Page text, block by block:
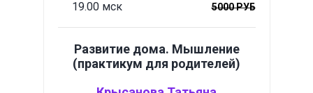
19.00 мск
5000 РУБ
Развитие дома. Мышление
(практикум для родителей)